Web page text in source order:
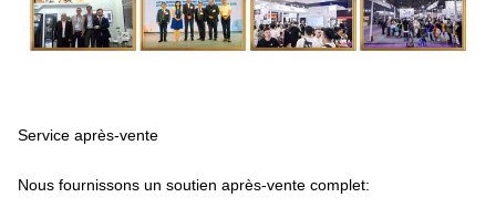
Service après-vente
Nous fournissons un soutien après-vente complet: